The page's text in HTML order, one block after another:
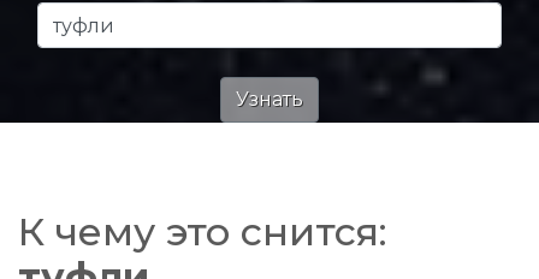
К чему это снится: